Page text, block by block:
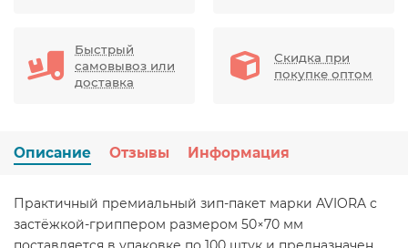
Быстрый
самовывоз или
доставка
Скидка при
покупке оптом
Описание Отзывы Информация
Практичный премиальный зип-пакет марки AVIORA с
застёжкой-гриппером размером 50×70 мм